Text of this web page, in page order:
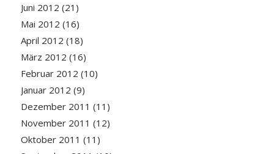
Juni 2012 (21)
Mai 2012 (16)
April 2012 (18)
März 2012 (16)
Februar 2012 (10)
Januar 2012 (9)
Dezember 2011 (11)
November 2011 (12)
Oktober 2011 (11)